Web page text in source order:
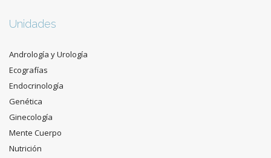
Unidades
Andrología y Urología
Ecografías
Endocrinología
Genética
Ginecología
Mente Cuerpo
Nutrición